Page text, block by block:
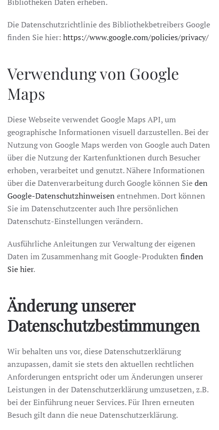
Die Datenschutzrichtlinie des Bibliothekbetreibers Google
finden Sie hier: https://www.google.com/policies/privacy/
Verwendung von Google
Maps
Diese Webseite verwendet Google Maps API, um
geographische Informationen visuell darzustellen. Bei der
Nutzung von Google Maps werden von Google auch Daten
über die Nutzung der Kartenfunktionen durch Besucher
erhoben, verarbeitet und genutzt. Nähere Informationen
über die Datenverarbeitung durch Google können Sieden
Google-Datenschutzhinweisen entnehmen. Dort können
Sie im Datenschutzcenter auch Ihre persönlichen
Datenschutz-Einstellungen verändern.
Ausführliche Anleitungen zur Verwaltung der eigenen
Daten im Zusammenhang mit Google-Produkten finden
Sie hier.
Änderung unserer
Datenschutzbestimmungen
Wir behalten uns vor, diese Datenschutzerklärung
anzupassen, damit sie stets den aktuellen rechtlichen
Anforderungen entspricht oder um Änderungen unserer
Leistungen in der Datenschutzerklärung umzusetzen, z.B.
bei der Einführung neuer Services. Für Ihren erneuten
Besuch gilt dann die neue Datenschutzerklärung.